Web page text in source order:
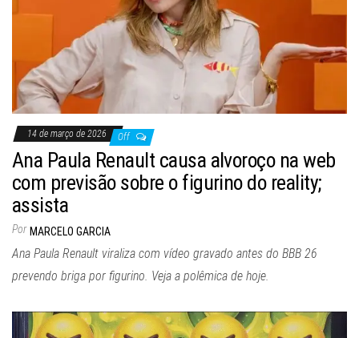
14 de março de 2026 Off
Ana Paula Renault causa alvoroço na web
com previsão sobre o figurino do reality;
assista
Por MARCELO GARCIA
Ana Paula Renault viraliza com vídeo gravado antes do BBB 26
prevendo briga por figurino. Veja a polêmica de hoje.